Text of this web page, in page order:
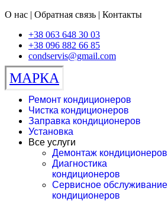
О нас | Обратная связь | Контакты
+38 063 648 30 03
+38 096 882 66 85
condservis@gmail.com
МАРКА
Ремонт кондиционеров
Чистка кондиционеров
Заправка кондиционеров
Установка
Все услуги
Демонтаж кондиционеров
Диагностика
кондиционеров
Сервисное обслуживание
кондиционеров